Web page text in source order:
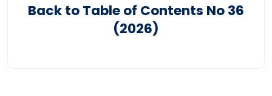
Back to Table of Contents No 36
(2026)